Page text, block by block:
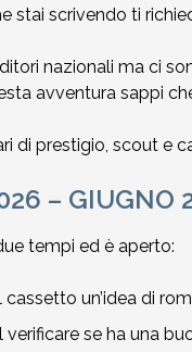
stai scrivendo ti
nazionali ma ci
avventura sappi
di prestigio, scout e
– GIUGNO
tempi ed è aperto:
un’idea di
se ha una